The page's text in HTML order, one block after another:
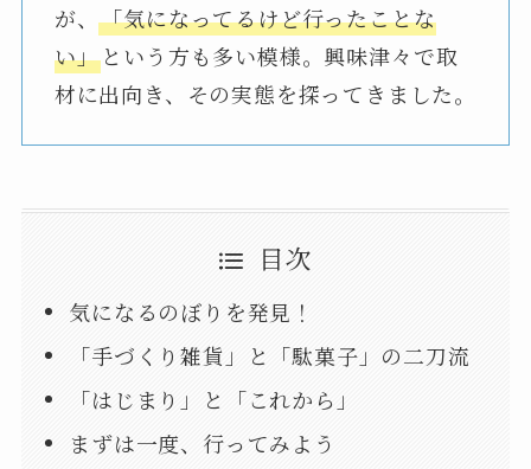
が、「気になってるけど行ったことな
い」 という方も多い模様。興味津々で取
材に出向き、その実態を探ってきました。
目次
気になるのぼりを発見！
「手づくり雑貨」と「駄菓子」の二刀流
「はじまり」と「これから」
まずは一度、行ってみよう